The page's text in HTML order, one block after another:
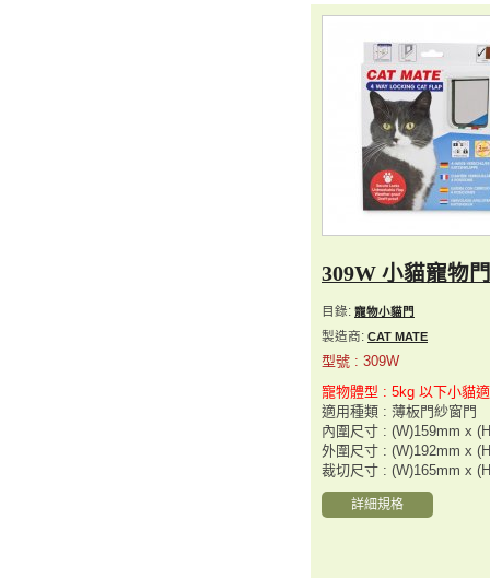
309W 小貓寵物門
目錄: 寵物小貓門
製造商: CAT MATE
型號 : 309W
寵物體型 : 5kg 以下小貓
適用種類 : 薄板門紗窗門
內圍尺寸 : (W)159mm x
外圍尺寸 : (W)192mm x
裁切尺寸 : (W)165mm x
詳細規格